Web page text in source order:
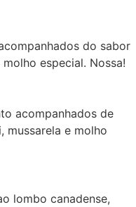
do sabor
especial. Nossa!
acompanhados de
mussarela e molho
lombo canadense,